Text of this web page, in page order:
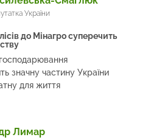
України
до Мінагро суперечить
значну частину України
для життя
Лимар